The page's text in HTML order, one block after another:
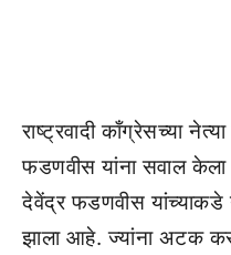
राष्ट्रवादी काँग्रेसच्या
फडणवीस यांना सवाल केला
देवेंद्र फडणवीस यांच्याकडे
झाला आहे. ज्यांना अटक